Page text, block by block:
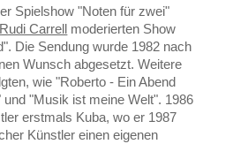
Spielshow "Noten für zwei"
Rudi Carrell moderierten Show
Die Sendung wurde 1982 nach
Wunsch abgesetzt. Weitere
wie "Roberto - Ein Abend
"Musik ist meine Welt". 1986
erstmals Kuba, wo er 1987
Künstler einen eigenen